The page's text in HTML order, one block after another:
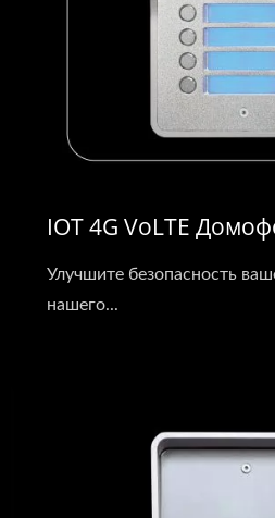
IOT 4G VoLTE
Улучшите безопасность
нашего...